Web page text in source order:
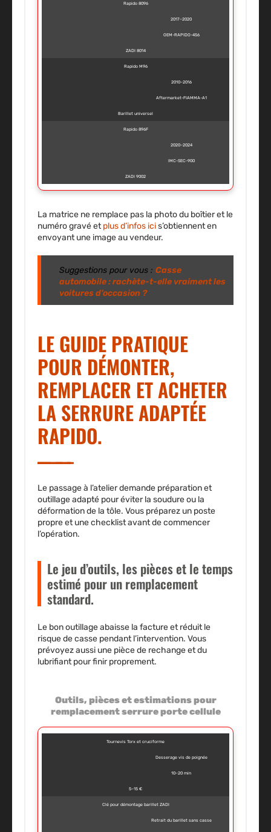
Rapido 8096
2017–2020
OEM-RAPIDO-456
ZADI 8014
Rapido M96
2010–2016
Aftermarket-FIAMMA-A1
Barillet universel
Rapido 896F
2020–2024
IMC-SEC-900
ZADI 9002
La matrice ne remplace pas la photo du boîtier et le
numéro gravé etplus d’infos icis’obtiennent en
envoyant une image au vendeur.
Suggestions pour vous : Casse
automobile : rachète-t-elle vraiment les
voitures d’occasion ?
LE GUIDE PRATIQUE
POUR DÉMONTER,
REMPLACER ET ACHETER
LA SERRURE ADAPTÉE
RAPIDO.
Le passage à l’atelier demande préparation et
outillage adapté pour éviter la soudure ou la
déformation de la tôle. Vous préparez un poste
propre et une checklist avant de commencer
l’opération.
Le jeu d’outils, les pièces et le temps
estimé pour un remplacement
standard.
Le bon outillage abaisse la facture et réduit le
risque de casse pendant l’intervention. Vous
prévoyez aussi une pièce de rechange et du
lubrifiant pour finir proprement.
Outils, pièces et estimations pour
remplacement serrure porte cellule
Tournevis Torx et cruciforme
Desserage vis de poignée
10–20 min
5–15 €
Clé pour démontage barillet ZADI
Retrait du barillet sans casse